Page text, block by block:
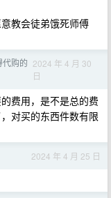
教会徒弟饿死师傅
购的 2024 年 4 月 30
日
费用，是不是总的费
对买的东西件数有限
2024 年 4 月 25 日